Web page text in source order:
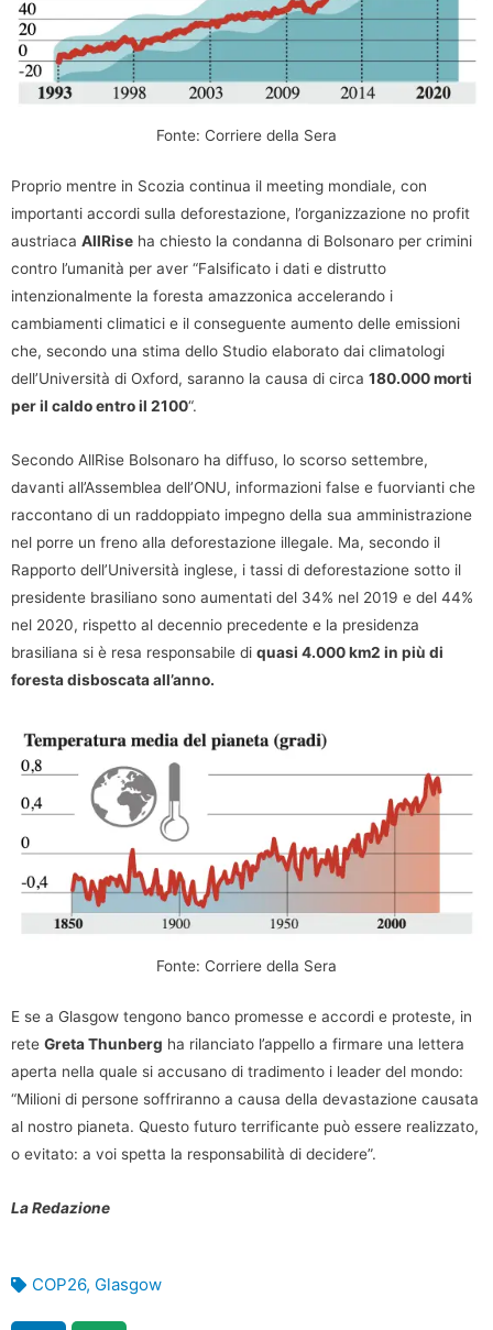
Fonte: Corriere della Sera
Proprio mentre in Scozia continua il meeting mondiale, con
importanti accordi sulla deforestazione, l’organizzazione no profit
austriaca AllRise ha chiesto la condanna di Bolsonaro per crimini
contro l’umanità per aver “Falsificato i dati e distrutto
intenzionalmente la foresta amazzonica accelerando i
cambiamenti climatici e il conseguente aumento delle emissioni
che, secondo una stima dello Studio elaborato dai climatologi
dell’Università di Oxford, saranno la causa di circa 180.000 morti
per il caldo entro il 2100“.
Secondo AllRise Bolsonaro ha diffuso, lo scorso settembre,
davanti all’Assemblea dell’ONU, informazioni false e fuorvianti che
raccontano di un raddoppiato impegno della sua amministrazione
nel porre un freno alla deforestazione illegale. Ma, secondo il
Rapporto dell’Università inglese, i tassi di deforestazione sotto il
presidente brasiliano sono aumentati del 34% nel 2019 e del 44%
nel 2020, rispetto al decennio precedente e la presidenza
brasiliana si è resa responsabile di quasi 4.000 km2 in più di
foresta disboscata all’anno.
Fonte: Corriere della Sera
E se a Glasgow tengono banco promesse e accordi e proteste, in
rete Greta Thunberg ha rilanciato l’appello a firmare una lettera
aperta nella quale si accusano di tradimento i leader del mondo:
“Milioni di persone soffriranno a causa della devastazione causata
al nostro pianeta. Questo futuro terrificante può essere realizzato,
o evitato: a voi spetta la responsabilità di decidere”.
La Redazione
COP26, Glasgow